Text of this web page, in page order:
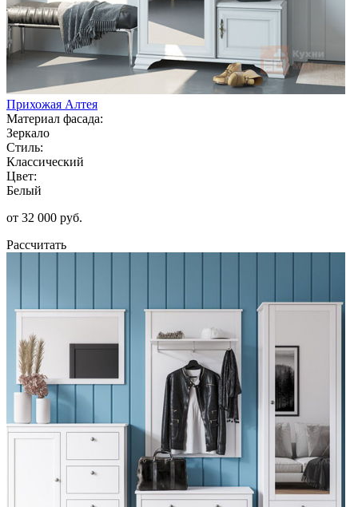
Прихожая Алтея
Материал фасада:
Зеркало
Стиль:
Классический
Цвет:
Белый
от 32 000 руб.
Рассчитать